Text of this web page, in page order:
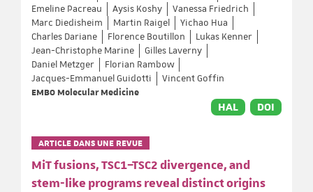
Emeline Pacreau
Aysis Koshy
Vanessa Friedrich
Marc Diedisheim
Martin Raigel
Yichao Hua
Charles Dariane
Florence Boutillon
Lukas Kenner
Jean-Christophe Marine
Gilles Laverny
Daniel Metzger
Florian Rambow
Jacques-Emmanuel Guidotti
Vincent Goffin
EMBO Molecular Medicine
HAL DOI
ARTICLE DANS UNE REVUE
MiT fusions, TSC1–TSC2 divergence, and
stem-like programs reveal distinct origins